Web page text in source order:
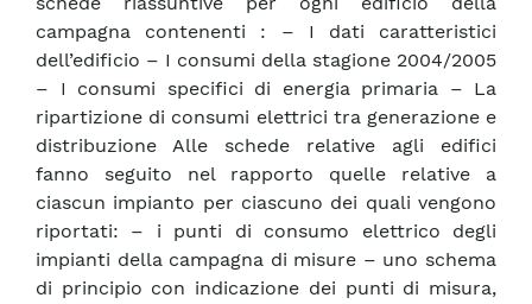
campagna contenenti : – I dati caratteristici
dell’edificio – I consumi della stagione 2004/2005
– I consumi specifici di energia primaria – La
ripartizione di consumi elettrici tra generazione e
distribuzione Alle schede relative agli edifici
fanno seguito nel rapporto quelle relative a
ciascun impianto per ciascuno dei quali vengono
riportati: – i punti di consumo elettrico degli
impianti della campagna di misure – uno schema
di principio con indicazione dei punti di misura,